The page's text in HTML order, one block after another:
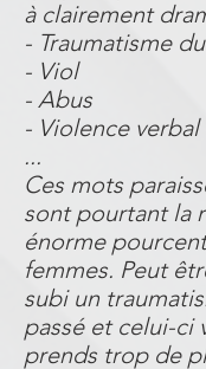
à clairement
- Traumatisme
- Viol
- Abus
- Violence
...​
Ces mots
sont pourtant la
énorme
femmes. Peut
subi un
passé et celui-ci
prends trop de